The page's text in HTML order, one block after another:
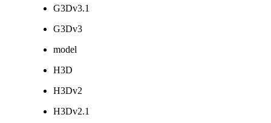
G3Dv3.1
G3Dv3
model
H3D
H3Dv2
H3Dv2.1